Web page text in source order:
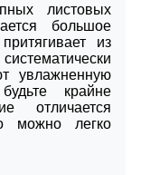
листовых
большое
из
увлажненную
крайне
отличается
можно легко